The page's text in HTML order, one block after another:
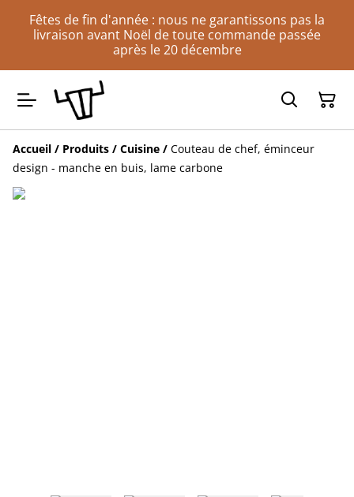
Fêtes de fin d'année : nous ne garantissons pas la
livraison avant Noël de toute commande passée
après le 20 décembre
Accueil / Produits / Cuisine / Couteau de chef, éminceur
design - manche en buis, lame carbone